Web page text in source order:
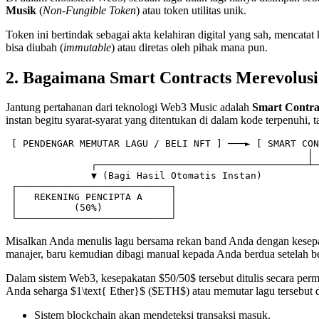
Musik (Non-Fungible Token) atau token utilitas unik.
Token ini bertindak sebagai akta kelahiran digital yang sah,
bisa diubah (immutable) atau diretas oleh pihak mana pun.
2. Bagaimana Smart Contracts
Jantung pertahanan dari teknologi Web3 Music adalah Smart
instan begitu syarat-syarat yang ditentukan di dalam kode
[ PENDENGAR MEMUTAR LAGU / BELI NFT ] ───► [ SMART
▼ (Bagi Hasil Otomatis Instan)
┌───────────────────────────┐
│   REKENING PENCIPTA A     │
│          (50%)            │
Misalkan Anda menulis lagu bersama rekan band Anda dengan
manajer, baru kemudian dibagi manual kepada Anda berdua setelah
Dalam sistem Web3, kesepakatan $50/50$ tersebut ditulis secara
Anda seharga $1\text{ Ether}$ ($ETH$) atau memutar lagu
Sistem blockchain akan mendeteksi transaksi masuk.